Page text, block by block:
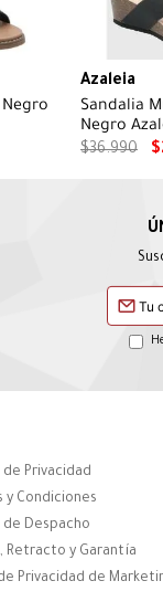
Azaleia
Sandalia
Negro
$36.990 $
Privacidad
y Condiciones
Despacho
Retracto y Garantía
Privacidad de